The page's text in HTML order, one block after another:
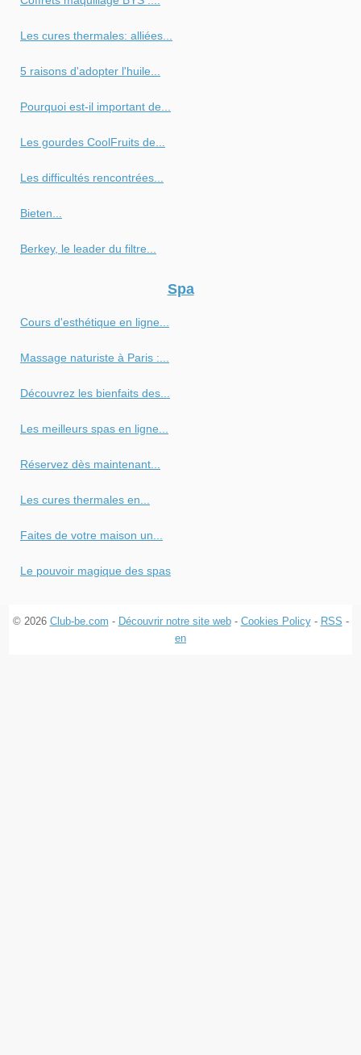
Les cures thermales: alliées...
5 raisons d'adopter l'huile...
Pourquoi est-il important de...
Les gourdes CoolFruits de...
Les difficultés rencontrées...
Bieten...
Berkey, le leader du filtre...
Spa
Cours d'esthétique en ligne...
Massage naturiste à Paris :...
Découvrez les bienfaits des...
Les meilleurs spas en ligne...
Réservez dès maintenant...
Les cures thermales en...
Faites de votre maison un...
Le pouvoir magique des spas
© 2026 Club-be.com - Découvrir notre site web- Cookies Policy- RSS -
en